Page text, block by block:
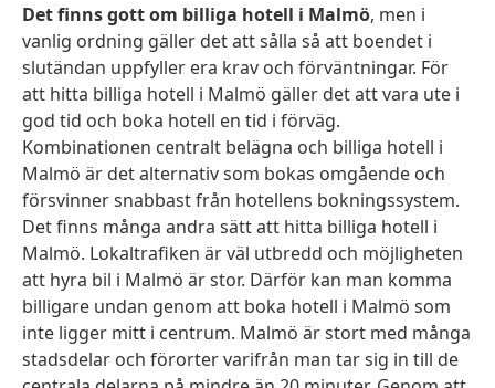
Det finns gott om billiga hotell i Malmö, men i
vanlig ordning gäller det att sålla så att boendet i
slutändan uppfyller era krav och förväntningar. För
att hitta billiga hotell i Malmö gäller det att vara ute i
god tid och boka hotell en tid i förväg.
Kombinationen centralt belägna och billiga hotell i
Malmö är det alternativ som bokas omgående och
försvinner snabbast från hotellens bokningssystem.
Det finns många andra sätt att hitta billiga hotell i
Malmö. Lokaltrafiken är väl utbredd och möjligheten
att hyra bil i Malmö är stor. Därför kan man komma
billigare undan genom att boka hotell i Malmö som
inte ligger mitt i centrum. Malmö är stort med många
stadsdelar och förorter varifrån man tar sig in till de